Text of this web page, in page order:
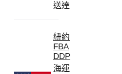
送達
紐約
FBA
DDP
海運